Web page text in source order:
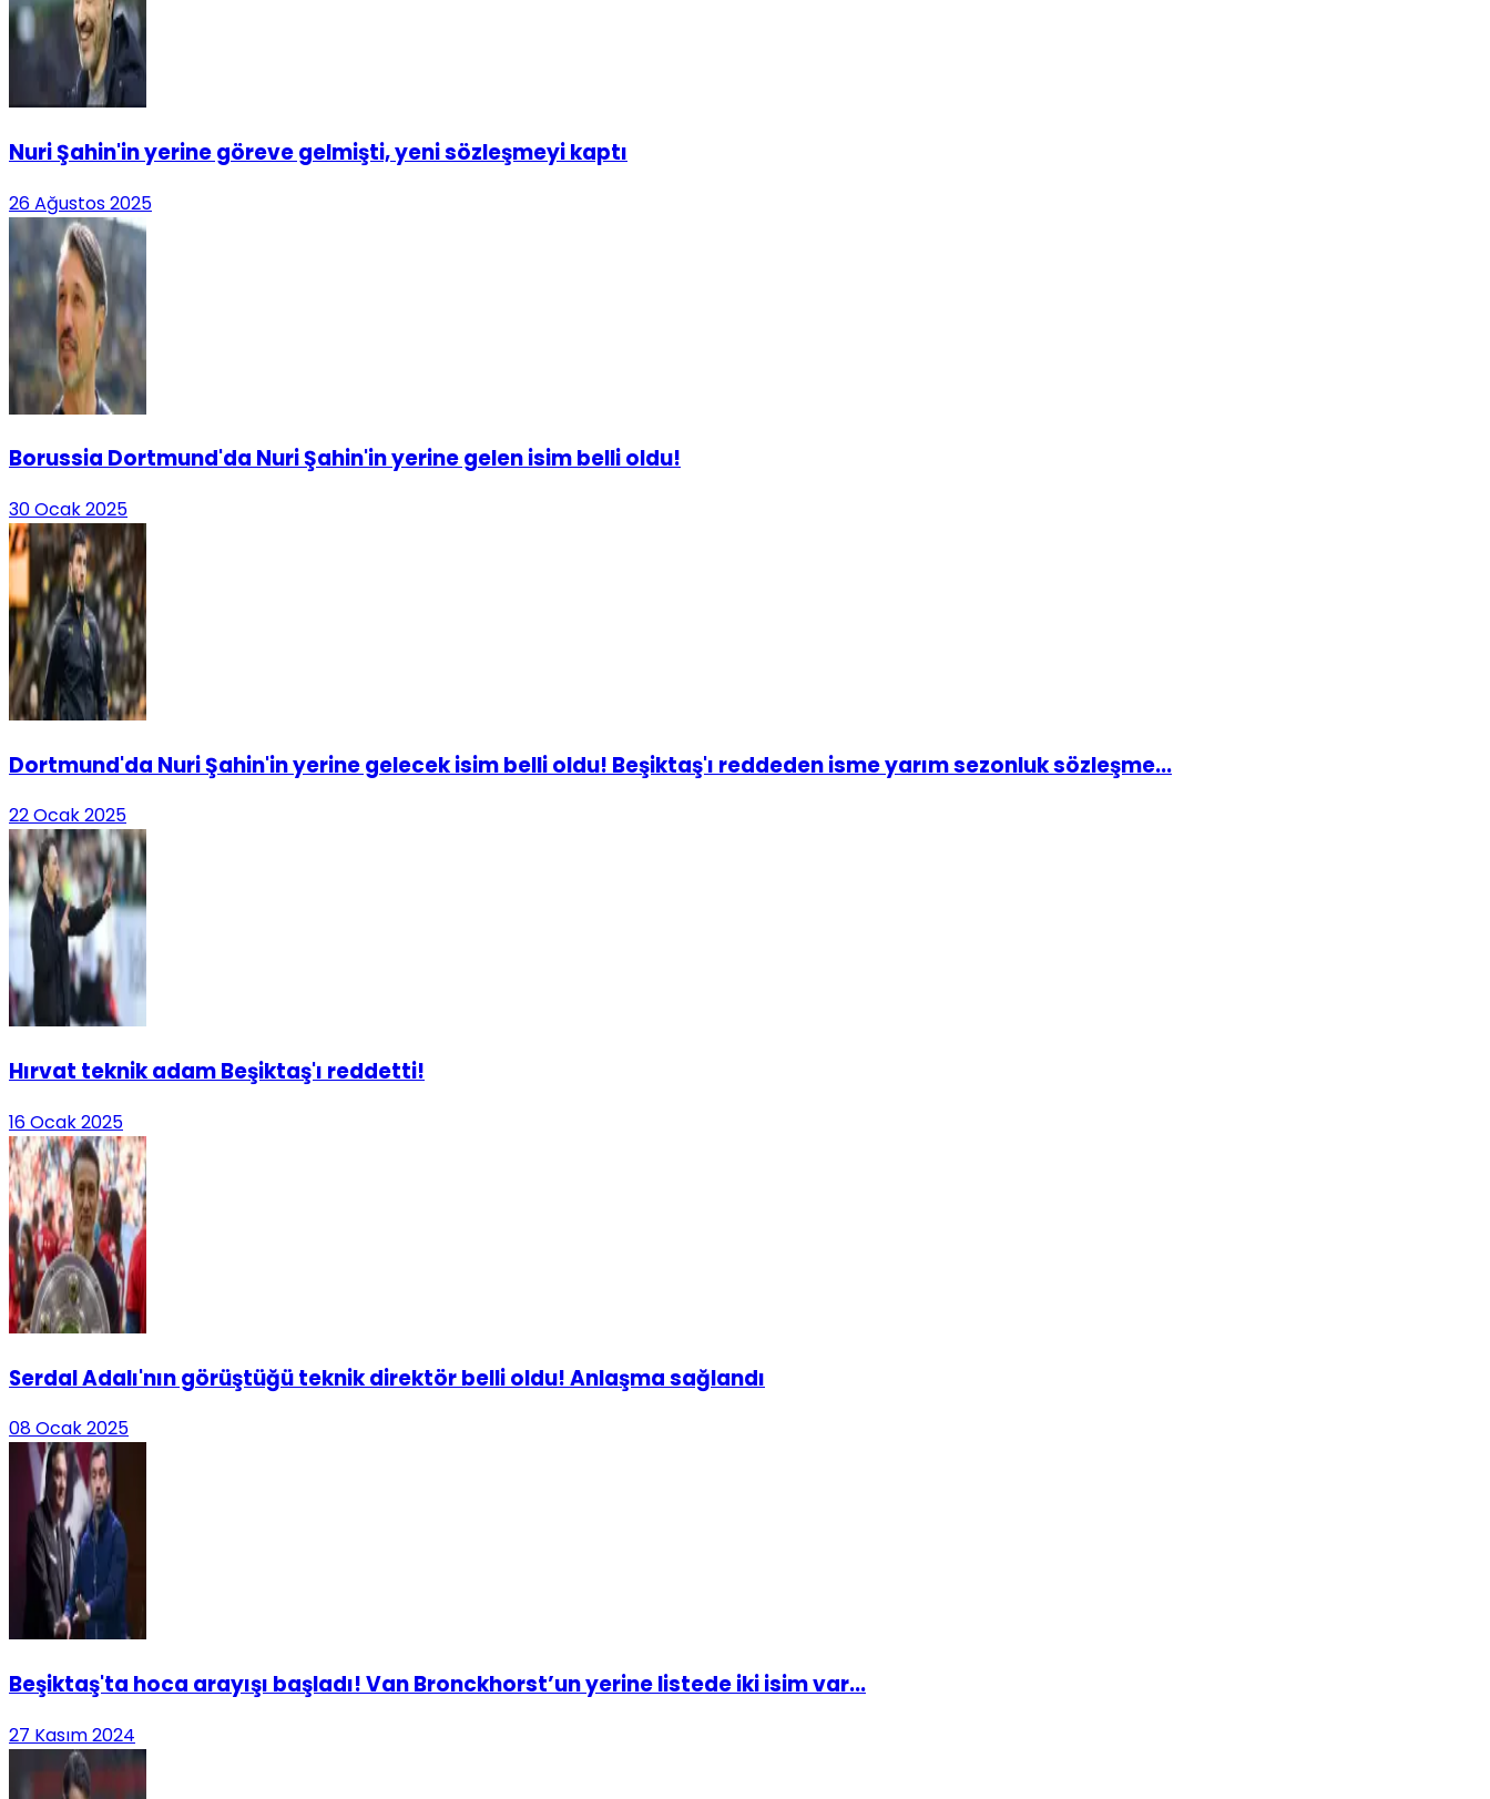
Nuri Şahin'in yerine göreve gelmişti, yeni sözleşmeyi kaptı
26 Ağustos 2025
Borussia Dortmund'da Nuri Şahin'in yerine gelen isim belli oldu!
30 Ocak 2025
Dortmund'da Nuri Şahin'in yerine gelecek isim belli oldu! Beşiktaş'ı reddeden isme yarım sezonluk sözleşme...
22 Ocak 2025
Hırvat teknik adam Beşiktaş'ı reddetti!
16 Ocak 2025
Serdal Adalı'nın görüştüğü teknik direktör belli oldu! Anlaşma sağlandı
08 Ocak 2025
Beşiktaş'ta hoca arayışı başladı! Van Bronckhorst’un yerine listede iki isim var...
27 Kasım 2024